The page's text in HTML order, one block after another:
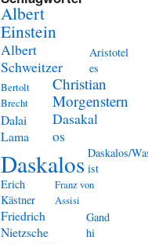
Albert
Einstein
Albert
Schweitzer
Aristotel
es
Bertolt
Brecht
Christian
Morgenstern
Dalai
Lama
Dasakal
os
Daskalos Daskalos/
ist
Erich
Kästner
Franz von
Assisi
Friedrich
Nietzsche
Gand
hi